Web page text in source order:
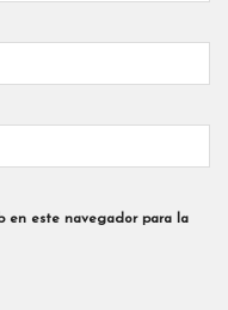
en este navegador para la